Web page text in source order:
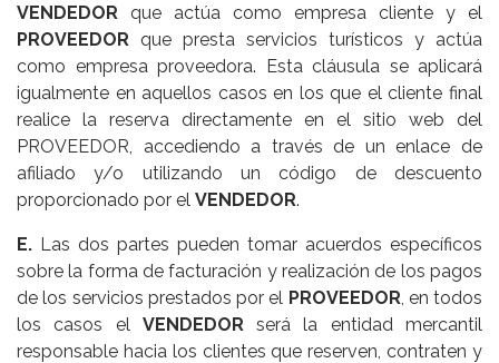
VENDEDOR que actúa como empresa cliente y el
PROVEEDOR que presta servicios turísticos y actúa
como empresa proveedora. Esta cláusula se aplicará
igualmente en aquellos casos en los que el cliente final
realice la reserva directamente en el sitio web del
PROVEEDOR, accediendo a través de un enlace de
afiliado y/o utilizando un código de descuento
proporcionado por el VENDEDOR.
E. Las dos partes pueden tomar acuerdos específicos
sobre la forma de facturación y realización de los pagos
de los servicios prestados por el PROVEEDOR , en todos
los casos el VENDEDOR será la entidad mercantil
responsable hacia los clientes que reserven, contraten y